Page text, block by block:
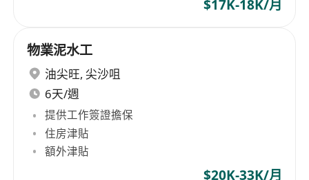
$17K-18K/月
物業泥水工
油尖旺, 尖沙咀
6天/週
提供工作簽證擔保
住房津貼
額外津貼
$20K-33K/月